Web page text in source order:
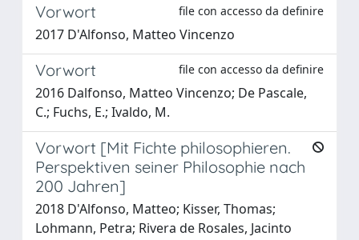
Vorwort file con accesso da definire
2017 D'Alfonso, Matteo Vincenzo
Vorwort file con accesso da definire
2016 Dalfonso, Matteo Vincenzo; De Pascale,
C.; Fuchs, E.; Ivaldo, M.
Vorwort [Mit Fichte philosophieren.
Perspektiven seiner Philosophie nach
200 Jahren]
2018 D'Alfonso, Matteo; Kisser, Thomas;
Lohmann, Petra; Rivera de Rosales, Jacinto